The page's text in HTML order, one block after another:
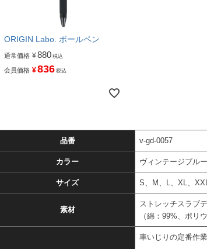
ORIGIN Labo. ボールペン
通常価格 ¥880 税込
会員価格 ¥836 税込
品番 v-gd-0057
カラー ヴィンテージブルー
サイズ S、M、L、XL、XXL
素材
ストレッチスラブ
（綿：99%、ポリ
車いじりの定番作